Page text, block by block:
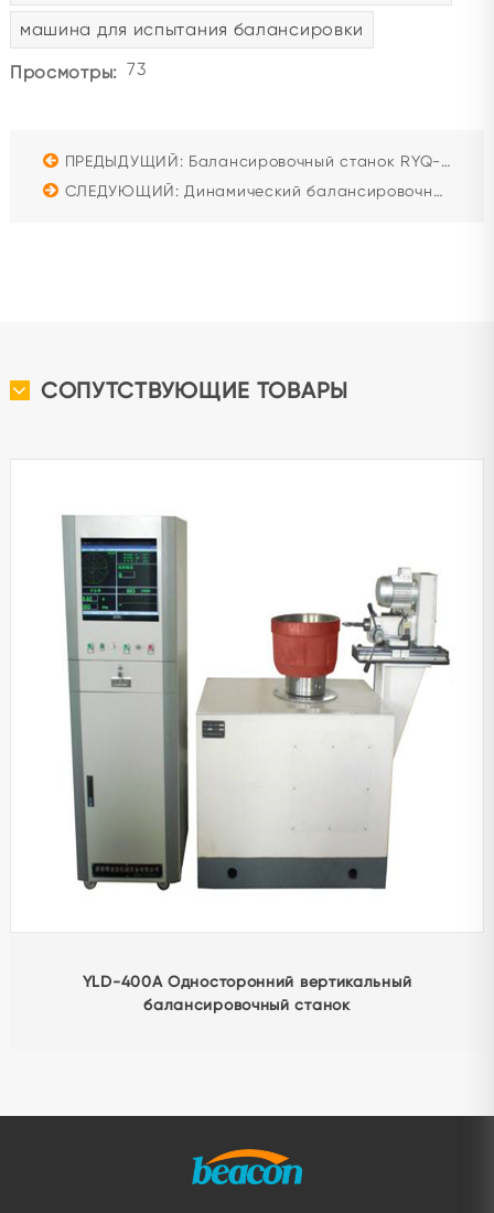
машина для испытания балансировки
Просмотры: 73
ПРЕДЫДУЩИЙ: Балансировочный станок RYQ-5A Используется для роторов, импеллеров и других
СЛЕДУЮЩИЙ: Динамический балансировочный станок YYQ-10A Используется для мини-турбо, вентиляторов, приводных валов и т. д.
СОПУТСТВУЮЩИЕ ТОВАРЫ
YLD-400A Односторонний вертикальный
балансировочный станок